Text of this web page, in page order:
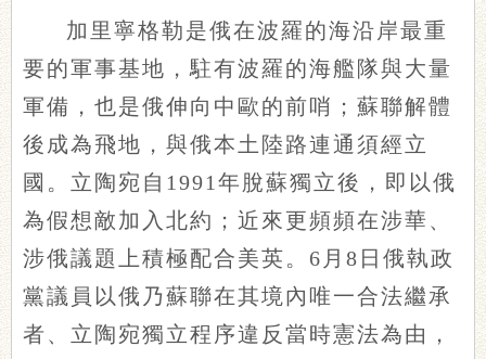
加里寧格勒是俄在波羅的海沿岸最重
要的軍事基地，駐有波羅的海艦隊與大量
軍備，也是俄伸向中歐的前哨；蘇聯解體
後成為飛地，與俄本土陸路連通須經立
國。立陶宛自1991年脫蘇獨立後，即以俄
為假想敵加入北約；近來更頻頻在涉華、
涉俄議題上積極配合美英。6月8日俄執政
黨議員以俄乃蘇聯在其境內唯一合法繼承
者、立陶宛獨立程序違反當時憲法為由，